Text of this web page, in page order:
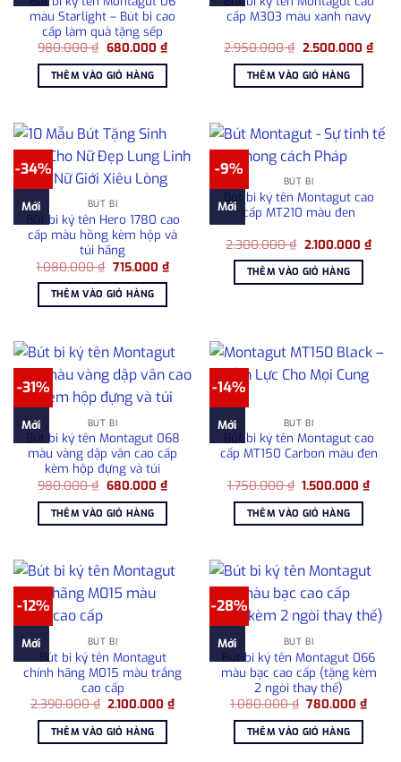
màu Starlight – Bút bi cao
cấp làm quà tặng sếp
980.000₫ Giá
là:
980.000 ₫.
680.000 ₫Giá
hiện
680.000 ₫.
THÊM VÀO GIỎ HÀNG
cấp M303 màu xanh navy
2.950.000₫ Giá
là:
2.950.000 ₫.
2.500.000 ₫Giá
hiện
THÊM VÀO GIỎ HÀNG
-34%
Mới BÚT BI
Bút bi ký tên Hero 1780 cao
cấp màu hồng kèm hộp và
túi hãng
1.080.000₫ Giá
là:
1.080.000 ₫.
715.000 ₫Giá
hiện
THÊM VÀO GIỎ HÀNG
-9%
Mới
BÚT BI
Bút bi ký tên Montagut cao
cấp MT210 màu đen
2.300.000₫ Giá
là:
2.300.000 ₫.
2.100.000 ₫Giá
hiện
THÊM VÀO GIỎ HÀNG
-31%
Mới BÚT BI
Bút bi ký tên Montagut 068
màu vàng dập vân cao cấp
kèm hộp đựng và túi
980.000₫ Giá
là:
980.000 ₫.
680.000 ₫Giá
hiện
680.000 ₫.
THÊM VÀO GIỎ HÀNG
-14%
Mới BÚT BI
Bút bi ký tên Montagut cao
cấp MT150 Carbon màu đen
1.750.000₫ Giá
là:
1.750.000 ₫.
1.500.000₫Giá
hiện
THÊM VÀO GIỎ HÀNG
-12%
Mới BÚT BI
Bút bi ký tên Montagut
chính hãng M015 màu trắng
cao cấp
2.390.000₫ Giá
là:
2.390.000 ₫.
2.100.000₫Giá
hiện
2.100.000 ₫.
THÊM VÀO GIỎ HÀNG
-28%
Mới BÚT BI
Bút bi ký tên Montagut 066
màu bạc cao cấp (tặng kèm
2 ngòi thay thế)
1.080.000₫ Giá
là:
1.080.000 ₫.
780.000₫Giá
hiện
THÊM VÀO GIỎ HÀNG